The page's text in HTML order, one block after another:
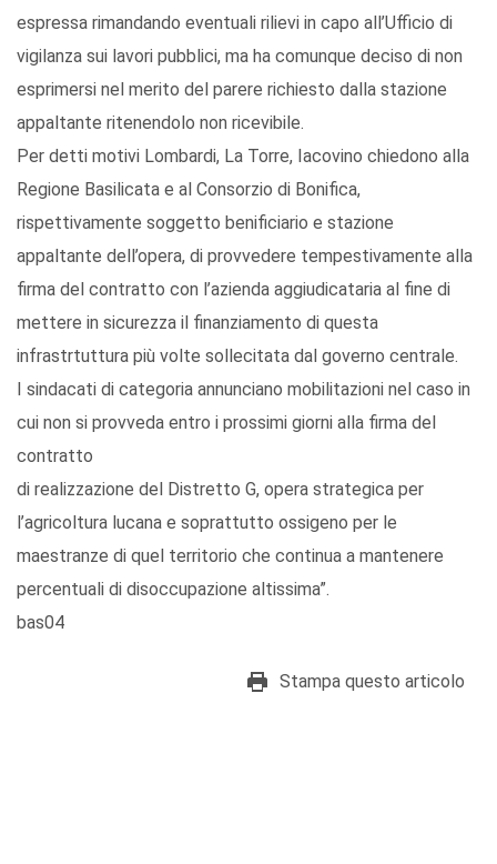
espressa rimandando eventuali rilievi in capo all’Ufficio di
vigilanza sui lavori pubblici, ma ha comunque deciso di non
esprimersi nel merito del parere richiesto dalla stazione
appaltante ritenendolo non ricevibile.
Per detti motivi Lombardi, La Torre, Iacovino chiedono alla
Regione Basilicata e al Consorzio di Bonifica,
rispettivamente soggetto benificiario e stazione
appaltante dell’opera, di provvedere tempestivamente alla
firma del contratto con l’azienda aggiudicataria al fine di
mettere in sicurezza il finanziamento di questa
infrastrtuttura più volte sollecitata dal governo centrale.
I sindacati di categoria annunciano mobilitazioni nel caso in
cui non si provveda entro i prossimi giorni alla firma del
contratto
di realizzazione del Distretto G, opera strategica per
l’agricoltura lucana e soprattutto ossigeno per le
maestranze di quel territorio che continua a mantenere
percentuali di disoccupazione altissima”.
bas04
Stampa questo articolo